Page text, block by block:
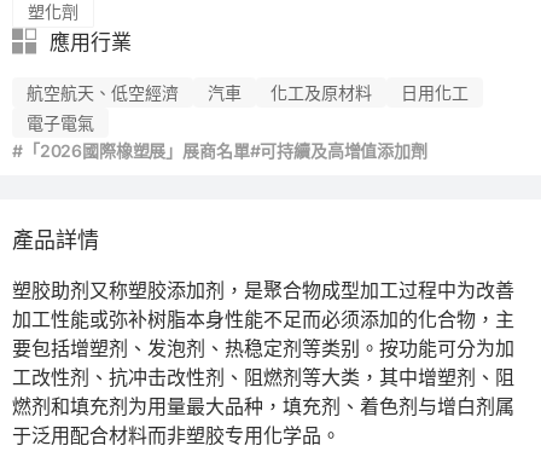
塑化劑
應用行業
航空航天、低空經濟 汽車 化工及原材料
日用化工
電子電氣
#「2026國際橡塑展」展商名單#可持續及高增值添加劑
產品詳情
塑胶助剂又称塑胶添加剂，是聚合物成型加工过程中为改善
加工性能或弥补树脂本身性能不足而必须添加的化合物，主
要包括增塑剂、发泡剂、热稳定剂等类别。按功能可分为加
工改性剂、抗冲击改性剂、阻燃剂等大类，其中增塑剂、阻
燃剂和填充剂为用量最大品种，填充剂、着色剂与增白剂属
于泛用配合材料而非塑胶专用化学品。